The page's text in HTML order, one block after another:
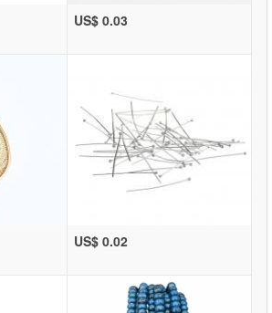
US$ 0.03
US$ 0.02